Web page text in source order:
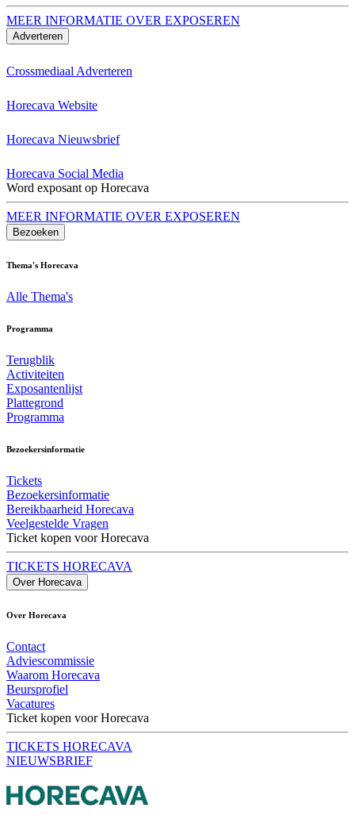
MEER INFORMATIE OVER EXPOSEREN
Adverteren
Crossmediaal Adverteren
Horecava Website
Horecava Nieuwsbrief
Horecava Social Media
Word exposant op Horecava
MEER INFORMATIE OVER EXPOSEREN
Bezoeken
Thema's Horecava
Alle Thema's
Programma
Terugblik
Activiteiten
Exposantenlijst
Plattegrond
Programma
Bezoekersinformatie
Tickets
Bezoekersinformatie
Bereikbaarheid Horecava
Veelgestelde Vragen
Ticket kopen voor Horecava
TICKETS HORECAVA
Over Horecava
Over Horecava
Contact
Adviescommissie
Waarom Horecava
Beursprofiel
Vacatures
Ticket kopen voor Horecava
TICKETS HORECAVA
NIEUWSBRIEF